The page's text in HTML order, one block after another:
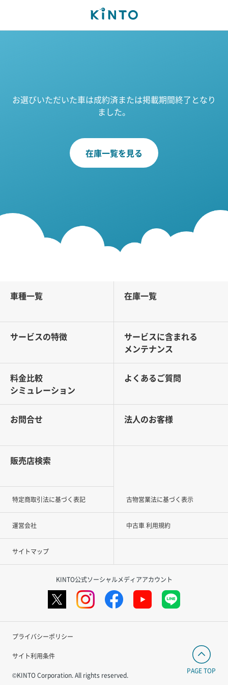
お選びいただいた車は成約済または掲載期間終了となり
ました。
在庫一覧を見る
車種一覧 在庫一覧
サービスの特徴
サービスに含まれる
メンテナンス
料金比較
シミュレーション
よくあるご質問
お問合せ 法人のお客様
販売店検索
特定商取引法に基づく表記 古物営業法に基づく表示
運営会社 中古車 利用規約
サイトマップ
KINTO公式ソーシャルメディアアカウント
プライバシーポリシー
サイト利用条件
©KINTO Corporation. All rights reserved.
PAGE TOP